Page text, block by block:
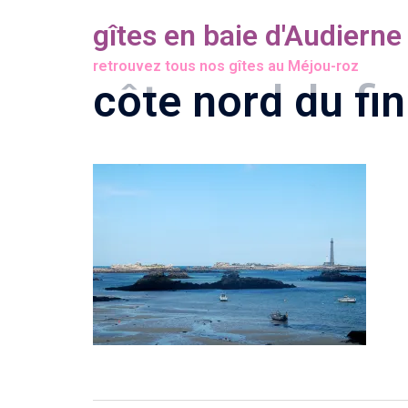
gîtes en baie d'Audierne
retrouvez tous nos gîtes au Méjou-roz
côte nord du